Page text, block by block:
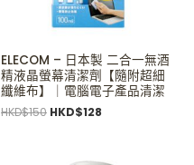
ELECOM – 日本製 二合一無酒
精液晶螢幕清潔劑【隨附超細
纖維布】｜電腦電子產品清潔
HKD$150 HKD$128